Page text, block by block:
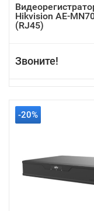
Hikvision AE-
(RJ45)
Звоните!
-20%